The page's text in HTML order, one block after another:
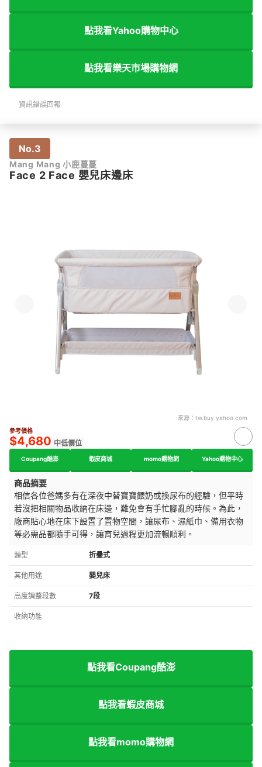
點我看Yahoo購物中心
點我看樂天市場購物網
資訊錯誤回報
No.3
Mang Mang 小鹿蔓蔓
Face 2 Face 嬰兒床邊床
來源： tw.buy.yahoo.com
參考價格
$4,680 中低價位
Coupang酷澎 蝦皮商城 momo購物網 Yahoo購物中心
商品摘要
相信各位爸媽多有在深夜中替寶寶餵奶或換尿布的經驗，但平時
若沒把相關物品收納在床邊，難免會有手忙腳亂的時候。為此，
廠商貼心地在床下設置了置物空間，讓尿布、濕紙巾、備用衣物
等必需品都隨手可得，讓育兒過程更加流暢順利。
類型 折疊式
其他用途 嬰兒床
高度調整段數 7段
收納功能
點我看Coupang酷澎
點我看蝦皮商城
點我看momo購物網